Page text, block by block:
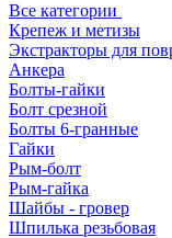
Все категории
Крепеж и метизы
Экстракторы для
Анкера
Болты-гайки
Болт срезной
Болты 6-гранные
Гайки
Рым-болт
Рым-гайка
Шайбы - гровер
Шпилька резьбовая